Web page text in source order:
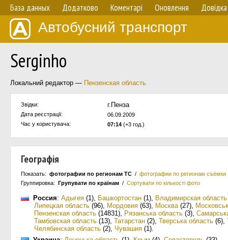
База данных Додатково Коментарі Оновлення Довідка
Автобусний транспорт
Serginho
Локальний редактор — Пензенская область
Звідки: г.Пенза
Дата реєстрації:
06.09.2009
Час у користувача:
07:14 (+3 год.)
Географія
Показать: фотографии по регионам ТС / фотографии по регионам съёмки
Группировка: Групувати по країнам / Сортувати по кількості фото
Россия: Адыгея (1), Башкортостан (1), Владимирская область
Липецкая область (96), Мордовия (63), Москва(27),
Пензенская область (14831), Рязанська область (3),
Тамбовская область (13), Татарстан (2), Тверська область (6),
Челябинская область (2), Чувашия (1).